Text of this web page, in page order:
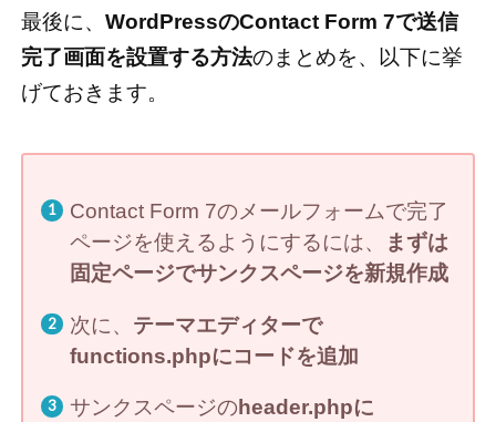
最後に、 WordPressのContact Form 7で送信
完了画面を設置する方法のまとめを、以下に挙
げておきます。
Contact Form 7のメールフォームで完了
ページを使えるようにするには、
まずは
固定ページでサンクスページを新規作成
次に、 テーマエディターで
functions.phpにコードを追加
サンクスページの header.phpに